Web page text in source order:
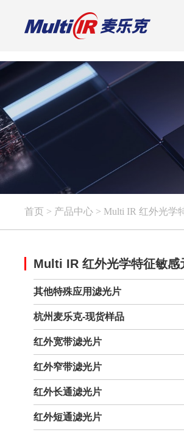
首页 > 产品中心 > Multi IR 红外光学
Multi IR 红外光学特征敏感
其他特殊应用滤光片
杭州麦乐克-现货样品
红外宽带滤光片
红外窄带滤光片
红外长通滤光片
红外短通滤光片